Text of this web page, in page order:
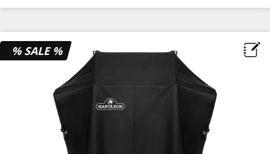
% SALE %